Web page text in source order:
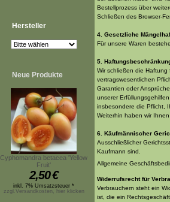
Hersteller
Neue Produkte
Cyphomandra betacea 'Yellow
Fruit'
2,50€
inkl. 7% Umsatzsteuer *
zzgl.Versandkosten, hier klicken
Bestellprozess über
Schließen des Browser-
4. Gesetzliche
Für unsere Waren
5.
Wir schließen die
vertragswesentlichen
Garantien oder
unserer
insbesondere die Pflicht,
Weiterhin haben wir
6. Käufmännischer
Ausschließlicher
Kaufmann sind.
Allgemeine
Widerrufsrecht für
Verbrauchern steht ein
ist, die ein